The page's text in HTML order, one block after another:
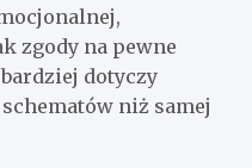
zgody na pewne
dotyczy
niż samej